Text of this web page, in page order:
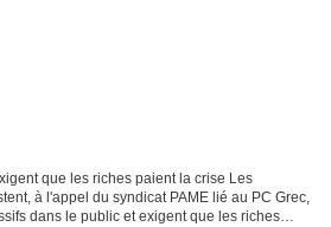
que les riches paient la crise Les
à l'appel du syndicat PAME lié au PC Grec,
dans le public et exigent que les riches